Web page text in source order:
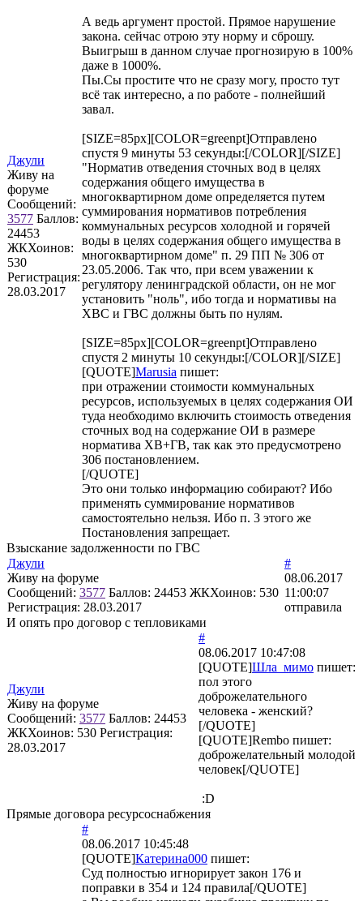
Джули
Живу на
форуме
Сообщений:
3577 Баллов:
24453
ЖКХоинов:
530
Регистрация:
28.03.2017
А ведь аргумент простой. Прямое нарушение
закона. сейчас отрою эту норму и сброшу.
Выигрыш в данном случае прогнозирую в 100%
даже в 1000%.
Пы.Сы простите что не сразу могу, просто тут
всё так интересно, а по работе - полнейший
завал.
[SIZE=85px][COLOR=greenpt]Отправлено
спустя 9 минуты 53 секунды:[/COLOR][/SIZE]
"Норматив отведения сточных вод в целях
содержания общего имущества в
многоквартирном доме определяется путем
суммирования нормативов потребления
коммунальных ресурсов холодной и горячей
воды в целях содержания общего имущества в
многоквартирном доме" п. 29 ПП № 306 от
23.05.2006. Так что, при всем уважении к
регулятору ленинградской области, он не мог
установить "ноль", ибо тогда и нормативы на
ХВС и ГВС должны быть по нулям.
[SIZE=85px][COLOR=greenpt]Отправлено
спустя 2 минуты 10 секунды:[/COLOR][/SIZE]
[QUOTE]Marusia пишет:
при отражении стоимости коммунальных
ресурсов, используемых в целях содержания ОИ
туда необходимо включить стоимость отведения
сточных вод на содержание ОИ в размере
норматива ХВ+ГВ, так как это предусмотрено
306 постановлением.
[/QUOTE]
Это они только информацию собирают? Ибо
применять суммирование нормативов
самостоятельно нельзя. Ибо п. 3 этого же
Постановления запрещает.
Взыскание задолженности по ГВС
Джули
Живу на форуме
Сообщений: 3577 Баллов: 24453 ЖКХоинов: 530
Регистрация: 28.03.2017
#
08.06.2017
11:00:07
отправила
И опять про договор с тепловиками
Джули
Живу на форуме
Сообщений: 3577 Баллов: 24453
ЖКХоинов: 530 Регистрация:
28.03.2017
#
08.06.2017 10:47:08
[QUOTE]Шла_мимо пишет:
пол этого
доброжелательного
человека - женский?
[/QUOTE]
[QUOTE]Rembo пишет:
доброжелательный молодой
человек[/QUOTE]
:D
Прямые договора ресурсоснабжения
#
08.06.2017 10:45:48
[QUOTE]Катерина000 пишет:
Суд полностью игнорирует закон 176 и
поправки в 354 и 124 правила[/QUOTE]